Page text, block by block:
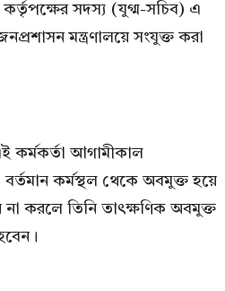
সদস্য (যুগ্ম-সচিব) এ
মন্ত্রণালয়ে সংযুক্ত করা
কর্মকর্তা আগামীকাল
কর্মস্থল থেকে অবমুক্ত হয়ে
করলে তিনি তাৎক্ষণিক অবমুক্ত